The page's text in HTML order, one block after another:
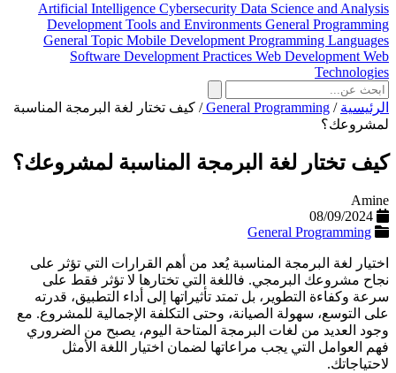
Artificial Intelligence Cybersecurity Data Science and Analysis
Development Tools and Environments General Programming
General Topic Mobile Development Programming Languages
Software Development Practices Web Development Web
Technologies
الرئيسية /
General Programming
/ كيف تختار لغة البرمجة المناسبة
لمشروعك؟
كيف تختار لغة البرمجة المناسبة لمشروعك؟
Amine
08/09/2024
General Programming
اختيار لغة البرمجة المناسبة يُعد من أهم القرارات التي تؤثر على
نجاح مشروعك البرمجي. فاللغة التي تختارها لا تؤثر فقط على
سرعة وكفاءة التطوير، بل تمتد تأثيراتها إلى أداء التطبيق، قدرته
على التوسع، سهولة الصيانة، وحتى التكلفة الإجمالية للمشروع. مع
وجود العديد من لغات البرمجة المتاحة اليوم، يصبح من الضروري
فهم العوامل التي يجب مراعاتها لضمان اختيار اللغة الأمثل
لاحتياجاتك.